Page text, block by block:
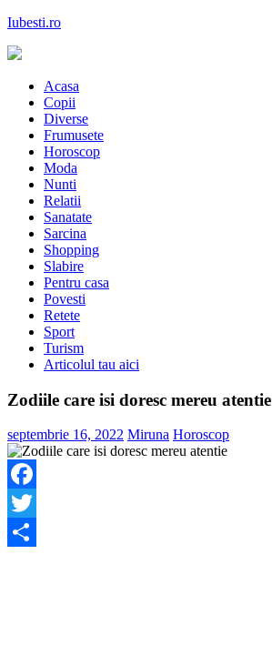
Skip
content
Iubesti.ro
astazi
Acasa
Copii
Diverse
Frumusete
Horoscop
Moda
Nunti
Relatii
Sanatate
Sarcina
Shopping
Slabire
Pentru casa
Povesti
Retete
Sport
Turism
Articolul tau aici
Zodiile care isi doresc mereu atentie
septembrie 16, 2022 Miruna Horoscop
Facebook
Twitter